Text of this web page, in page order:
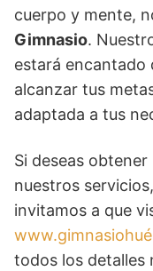
cuerpo y mente,
Gimnasio.
estará encantado
alcanzar tus
adaptada a tus
Si deseas
nuestros
invitamos a que
todos los detalles